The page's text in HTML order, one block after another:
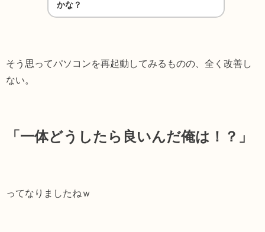
かな？
そう思ってパソコンを再起動してみるものの、全く改善し
ない。
「一体どうしたら良いんだ俺は！？」
ってなりましたねｗ